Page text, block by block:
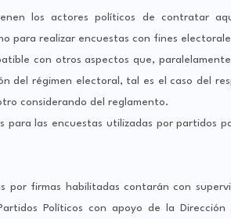
los actores políticos de contratar
para realizar encuestas con fines
con otros aspectos que,
del régimen electoral, tal es el caso del
considerando del reglamento.
para las encuestas utilizadas por partidos
por firmas habilitadas contarán con
Políticos con apoyo de la